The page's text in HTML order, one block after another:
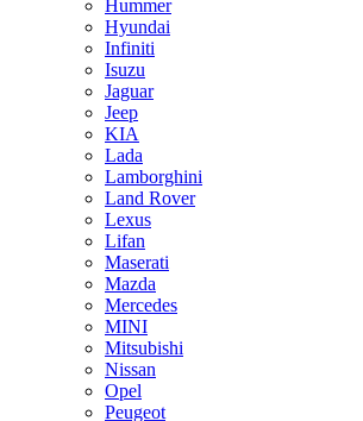
Hummer
Hyundai
Infiniti
Isuzu
Jaguar
Jeep
KIA
Lada
Lamborghini
Land Rover
Lexus
Lifan
Maserati
Mazda
Mercedes
MINI
Mitsubishi
Nissan
Opel
Peugeot